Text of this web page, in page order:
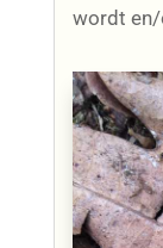
wordt